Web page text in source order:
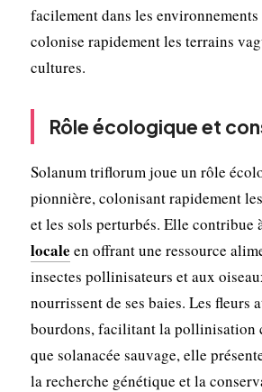
facilement dans les
colonise rapidement les terrains
cultures.
Rôle écologique et
Solanum triflorum joue un rôle
pionnière, colonisant rapidement
et les sols perturbés. Elle contribue
locale en offrant une ressource
insectes pollinisateurs et aux
nourrissent de ses baies. Les fleurs
bourdons, facilitant la pollinisation
que solanacée sauvage, elle
la recherche génétique et la